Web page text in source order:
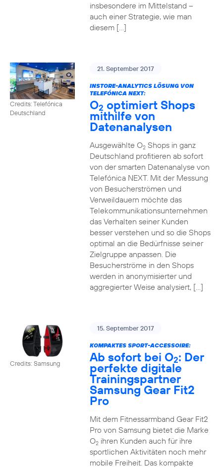
insbesondere im Mittelstand –
auch einer Strategie, wie man
diesem […]
Credits: Telefónica
Deutschland
21. September 2017
INSTORE-ANALYTICS LÖSUNG VON
TELEFÓNICA NEXT:
O2 optimiert Shops
mithilfe von
Datenanalysen
Ausgewählte O2Shops in ganz
Deutschland profitieren ab sofort
von der smarten Datenanalyse von
Telefónica NEXT. Mit der Messung
von Besucherströmen und
Verweildauern möchte das
Telekommunikationsunternehmen
das Verhalten seiner Kunden
besser verstehen und so die Shops
optimal an die Bedürfnisse seiner
Zielgruppe anpassen. Die
Besucherströme in den Shops
werden in anonymisierter und
aggregierter Weise analysiert, […]
Credits: Samsung
15. September 2017
KOMPAKTES SPORT-ACCESSOIRE:
Ab sofort bei O2: Der
perfekte digitale
Trainingspartner
Samsung Gear Fit2
Pro
Mit dem Fitnessarmband Gear Fit2
Pro von Samsung bietet die Marke
O2ihren Kunden auch für ihre
sportlichen Aktivitäten noch mehr
mobile Freiheit. Das kompakte